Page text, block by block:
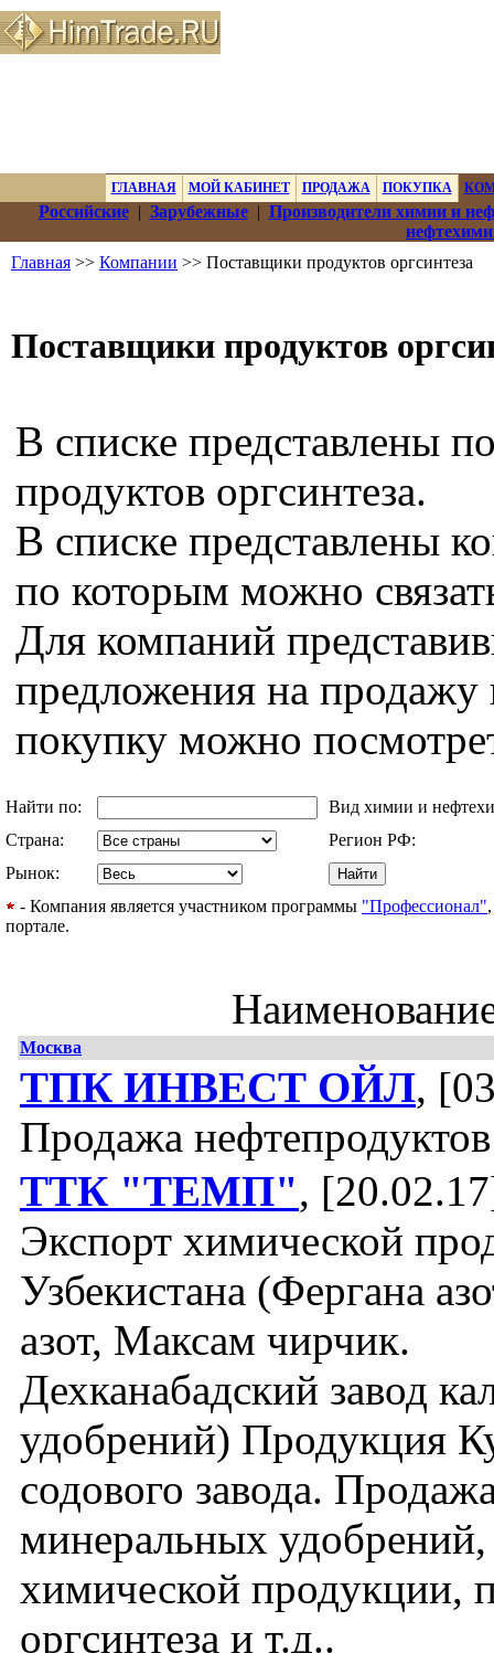
ГЛАВНАЯ МОЙ КАБИНЕТ ПРОДАЖА ПОКУПКА
Российские| Зарубежные| Производители химии и
Главная >> Компании >> Поставщики продуктов оргсинтеза
Поставщики продуктов
В списке представлены
продуктов оргсинтеза.
В списке представлены
по которым можно
Для компаний
предложения на продажу
покупку можно
Найти по:
Вид химии и
Страна:
Регион РФ:
Рынок:
- Компания является участником программы "Профессионал"
портале.
Москва
ТПК ИНВЕСТ ОЙЛ,
Продажа нефтепродуктов
ТТК "ТЕМП",
Экспорт химической
Узбекистана (Фергана
азот, Максам чирчик.
Дехканабадский завод
удобрений) Продукция
содового завода.
минеральных удобрений,
химической продукции,
оргсинтеза и т.д..